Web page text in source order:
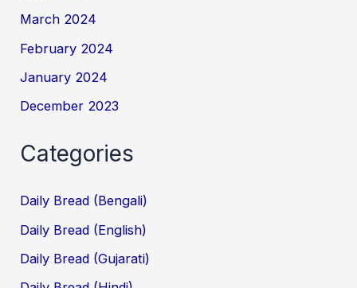
March 2024
February 2024
January 2024
December 2023
Categories
Daily Bread (Bengali)
Daily Bread (English)
Daily Bread (Gujarati)